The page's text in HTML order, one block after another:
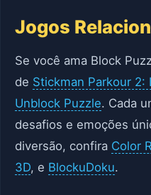
Jogos
Se você ama Block
de Stickman Parkour 2:
Unblock Puzzle. Cada
desafios e emoções
diversão, confira Color
3D, e BlockuDoku.